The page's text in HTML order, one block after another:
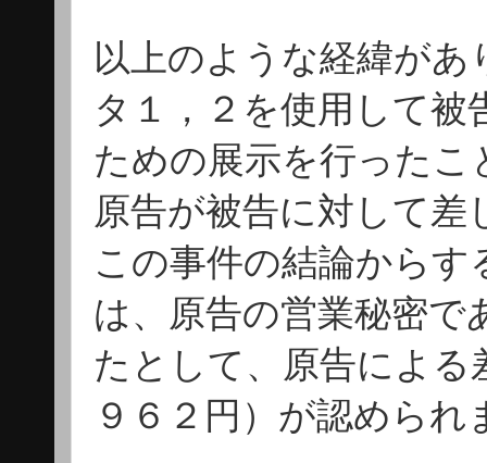
以上のような経緯が
タ１，２を使用して被
ための展示を行った
原告が被告に対して
この事件の結論から
は、原告の営業秘密で
たとして、原告による
９６２円）が認められ